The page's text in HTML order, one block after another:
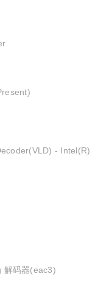
- Intel(R)
解码器(eac3)